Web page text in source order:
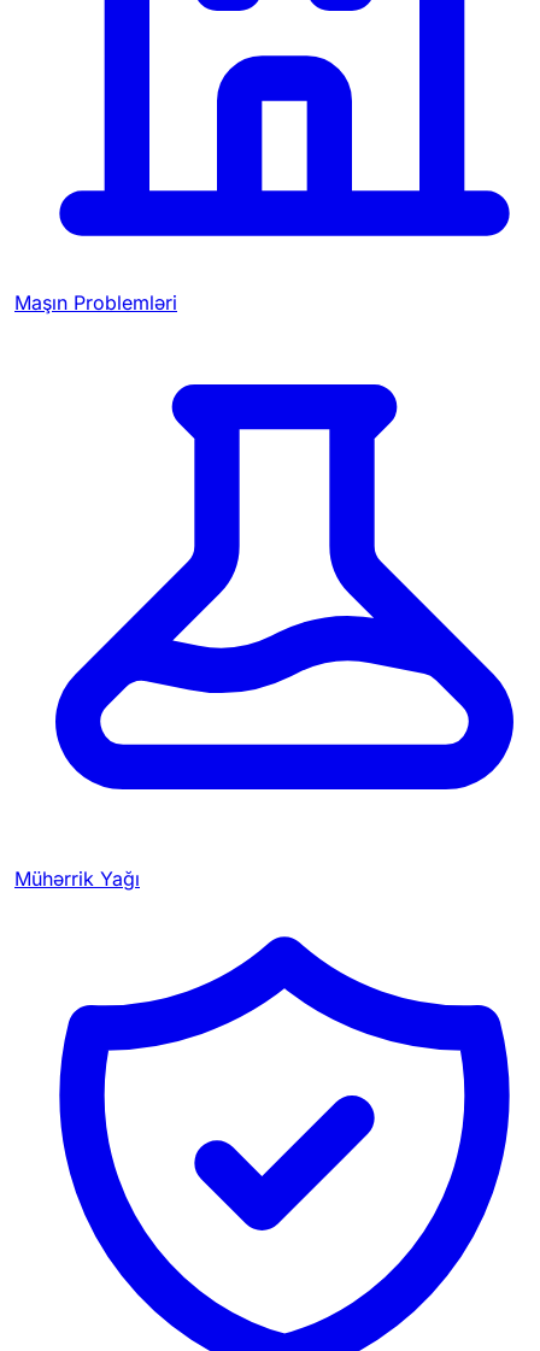
Maşın Problemləri
Mühərrik Yağı